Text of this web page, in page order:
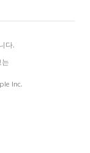
다.
Inc.